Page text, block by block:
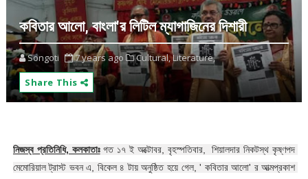
কবিতার আলো, বাংলা'র লিটিল ম্যাগাজিনের দিশারী
Songoti 7 years ago Cultural,Literature,
Share This
নিজস্ব প্রতিনিধি, কলকাতাঃ গত ১৭ ই অক্টোবর, বৃহস্পতিবার,  শিয়ালদার নিকটস্থ কৃষ্ণপদ
মেমোরিয়াল ট্রাস্ট ভবন এ, বিকেল ৪ টায় অনুষ্ঠিত হয়ে গেল, ' কবিতার আলো' র আত্মপ্রকাশ